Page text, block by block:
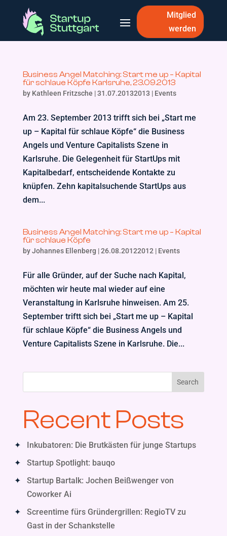
Mitglied
werden
Business Angel Matching: Start me up – Kapital
für schlaue Köpfe Karlsruhe, 23.09.2013
by Kathleen Fritzsche |31.07.20132013 | Events
Am 23. September 2013 trifft sich bei „Start me
up – Kapital für schlaue Köpfe“ die Business
Angels und Venture Capitalists Szene in
Karlsruhe. Die Gelegenheit für StartUps mit
Kapitalbedarf, entscheidende Kontakte zu
knüpfen. Zehn kapitalsuchende StartUps aus
dem...
Business Angel Matching: Start me up – Kapital
für schlaue Köpfe
byJohannes Ellenberg |26.08.20122012 | Events
Für alle Gründer, auf der Suche nach Kapital,
möchten wir heute mal wieder auf eine
Veranstaltung in Karlsruhe hinweisen. Am 25.
September triftt sich bei „Start me up – Kapital
für schlaue Köpfe“ die Business Angels und
Venture Capitalists Szene in Karlsruhe. Die...
Search
Recent Posts
Inkubatoren: Die Brutkästen für junge Startups
Startup Spotlight: bauqo
Startup Bartalk: Jochen Beißwenger von
Coworker Ai
Screentime fürs Gründergrillen: RegioTV zu
Gast in der Schankstelle